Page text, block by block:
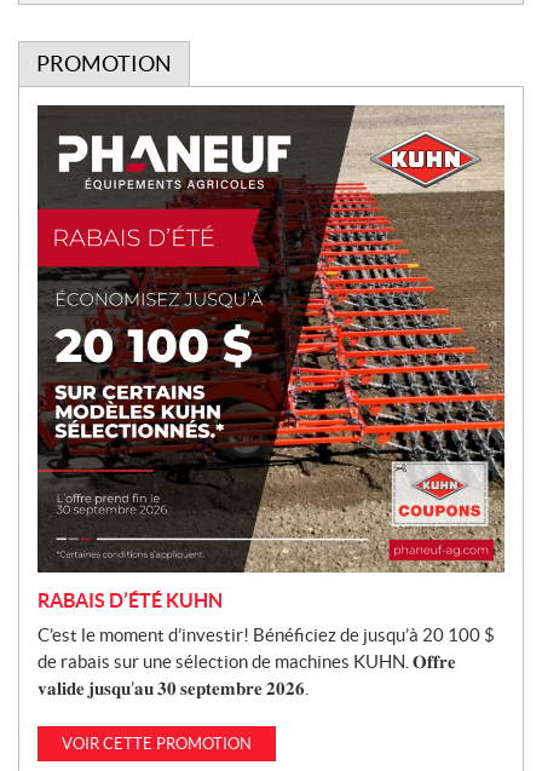
PROMOTION
m
i
o
RABAIS D’ÉTÉ KUHN
C’est le moment d’investir! Bénéficiez de jusqu’à 20 100 $
de rabais sur une sélection de machines KUHN. 𝐎𝐟𝐟𝐫𝐞
𝐯𝐚𝐥𝐢𝐝𝐞 𝐣𝐮𝐬𝐪𝐮’𝐚𝐮 𝟑𝟎 𝐬𝐞𝐩𝐭𝐞𝐦𝐛𝐫𝐞 𝟐𝟎𝟐𝟔.
VOIR CETTE PROMOTION